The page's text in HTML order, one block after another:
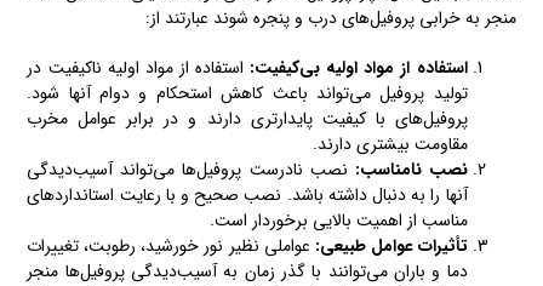
منجر به خرابی پروفیل‌های درب و پنجره شوند عبارتند از:
استفاده از مواد اولیه بی‌کیفیت: استفاده از مواد اولیه ناکیفیت در
تولید پروفیل می‌تواند باعث کاهش استحکام و دوام آنها شود.
پروفیل‌های با کیفیت پایدارتری دارند و در برابر عوامل مخرب
مقاومت بیشتری دارند.
نصب نامناسب: نصب نادرست پروفیل‌ها می‌تواند آسیب‌دیدگی
آنها را به دنبال داشته باشد. نصب صحیح و با رعایت استانداردهای
مناسب از اهمیت بالایی برخوردار است.
تأثیرات عوامل طبیعی: عواملی نظیر نور خورشید، رطوبت، تغییرات
دما و باران می‌توانند با گذر زمان به آسیب‌دیدگی پروفیل‌ها منجر